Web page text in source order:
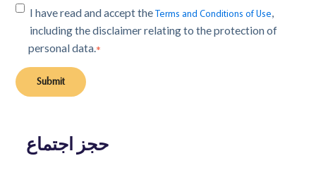
I have read and accept the Terms and Conditions of Use,
including the disclaimer relating to the protection of
personal data.*
حجز اجتماع